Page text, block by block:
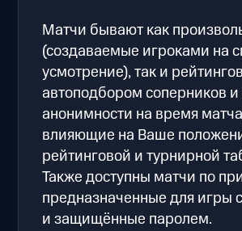
Матчи бывают как
(создаваемые игроками на
усмотрение), так и
автоподбором соперников
анонимности на время
влияющие на Ваше
рейтинговой и турнирной
Также доступны матчи по
предназначенные для игры
и защищённые паролем.